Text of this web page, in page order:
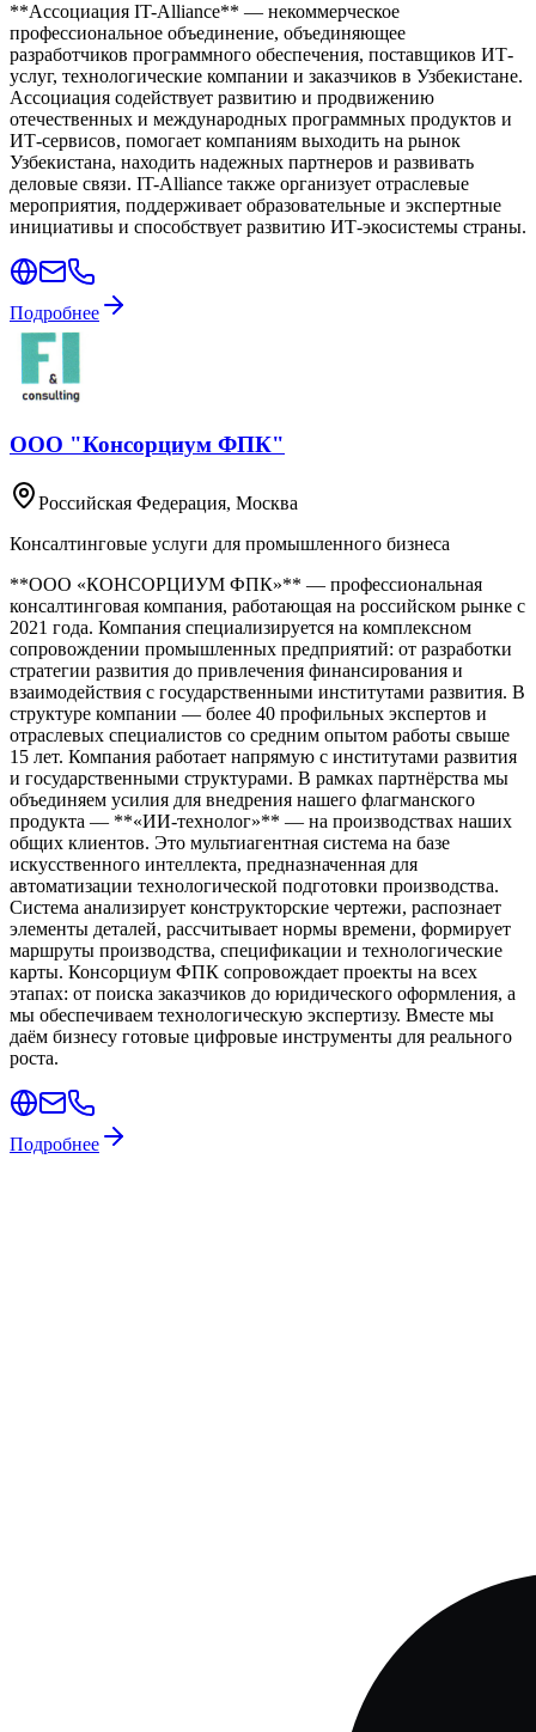
**Ассоциация IT-Alliance** — некоммерческое
профессиональное объединение, объединяющее
разработчиков программного обеспечения, поставщиков ИТ-
услуг, технологические компании и заказчиков в Узбекистане.
Ассоциация содействует развитию и продвижению
отечественных и международных программных продуктов и
ИТ-сервисов, помогает компаниям выходить на рынок
Узбекистана, находить надежных партнеров и развивать
деловые связи. IT-Alliance также организует отраслевые
мероприятия, поддерживает образовательные и экспертные
инициативы и способствует развитию ИТ-экосистемы страны.
Подробнее
ООО "Консорциум ФПК"
Российская Федерация, Москва
Консалтинговые услуги для промышленного бизнеса
**ООО «КОНСОРЦИУМ ФПК»** — профессиональная
консалтинговая компания, работающая на российском рынке с
2021 года. Компания специализируется на комплексном
сопровождении промышленных предприятий: от разработки
стратегии развития до привлечения финансирования и
взаимодействия с государственными институтами развития. В
структуре компании — более 40 профильных экспертов и
отраслевых специалистов со средним опытом работы свыше
15 лет. Компания работает напрямую с институтами развития
и государственными структурами. В рамках партнёрства мы
объединяем усилия для внедрения нашего флагманского
продукта — **«ИИ-технолог»** — на производствах наших
общих клиентов. Это мультиагентная система на базе
искусственного интеллекта, предназначенная для
автоматизации технологической подготовки производства.
Система анализирует конструкторские чертежи, распознает
элементы деталей, рассчитывает нормы времени, формирует
маршруты производства, спецификации и технологические
карты. Консорциум ФПК сопровождает проекты на всех
этапах: от поиска заказчиков до юридического оформления, а
мы обеспечиваем технологическую экспертизу. Вместе мы
даём бизнесу готовые цифровые инструменты для реального
роста.
Подробнее